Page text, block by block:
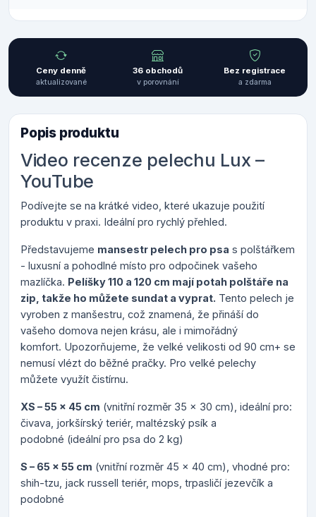
Ceny denně
aktualizované
36 obchodů
v porovnání
Bez registrace
a zdarma
Popis produktu
Video recenze pelechu Lux –
YouTube
Podívejte se na krátké video, které ukazuje použití
produktu v praxi. Ideální pro rychlý přehled.
Představujeme mansestr pelech pro psa s polštářkem
- luxusní a pohodlné místo pro odpočinek vašeho
mazlíčka. Pelíšky 110 a 120 cm mají potah polštáře na
zip, takže ho můžete sundat a vyprat. Tento pelech je
vyroben z manšestru, což znamená, že přináší do
vašeho domova nejen krásu, ale i mimořádný
komfort. Upozorňujeme, že velké velikosti od 90 cm+ se
nemusí vlézt do běžné pračky. Pro velké pelechy
můžete využít čistírnu.
XS – 55 x 45 cm (vnitřní rozměr 35 x 30 cm), ideální pro:
čivava, jorkšírský teriér, maltézský psík a
podobné (ideální pro psa do 2 kg)
S – 65 x 55 cm (vnitřní rozměr 45 x 40 cm), vhodné pro:
shih-tzu, jack russell teriér, mops, trpasličí jezevčík a
podobné